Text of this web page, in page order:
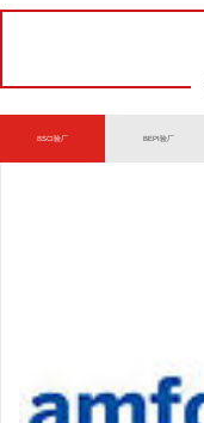
BSCI验厂 BEPI验厂